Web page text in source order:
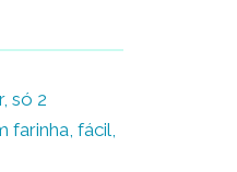
só 2
farinha, fácil,